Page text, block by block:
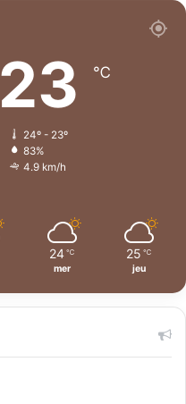
23 ℃
24º - 23º
83%
4.9 km/h
24 ℃
mer
25 ℃
jeu